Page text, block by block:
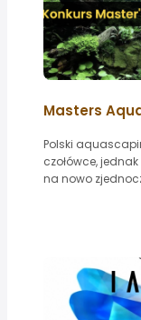
Masters
Polski
czołówce,
na nowo